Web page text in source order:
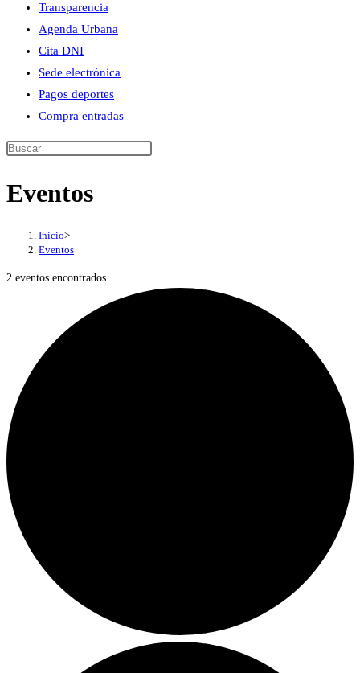
Transparencia
Agenda Urbana
Cita DNI
Sede electrónica
Pagos deportes
Compra entradas
Buscar
esta
Eventos
Inicio>
Eventos
2 eventos encontrados.